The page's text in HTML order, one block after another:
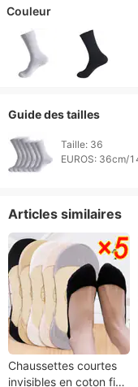
Couleur
Guide des tailles
Taille: 36
Articles similaires
Chaussettes courtes
invisibles en coton fin